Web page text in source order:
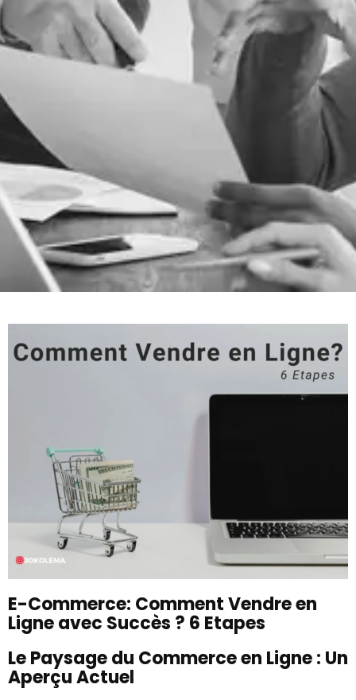
E-Commerce: Comment Vendre en
Ligne avec Succès ? 6 Etapes
Le Paysage du Commerce en Ligne : Un
Aperçu Actuel